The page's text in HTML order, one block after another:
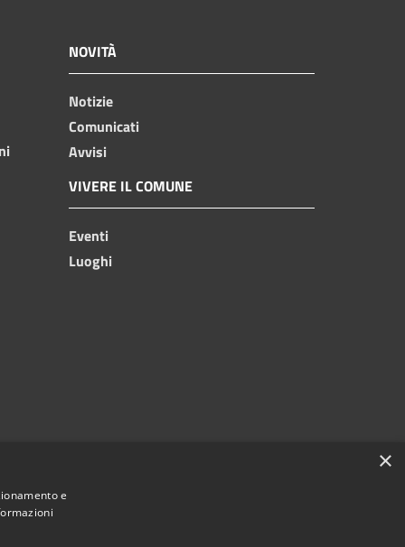
NOVITÀ
Notizie
Comunicati
Avvisi
VIVERE IL COMUNE
Eventi
Luoghi
×
e